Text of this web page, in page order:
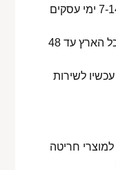
משלוח בדואר רשום לכל הארץ עד 7-14 ימי עסקים
משלוח אקספרס – שליח עד הבית לכל הארץ עד 48
לשירות
חריטה